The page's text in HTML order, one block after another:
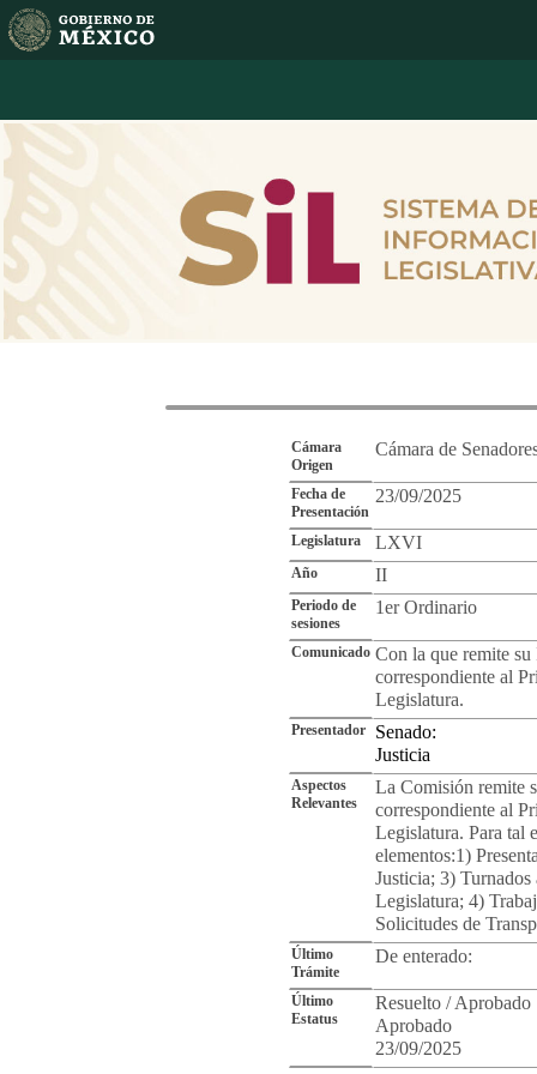
Cámara
Origen
Cámara de
Fecha de
Presentación
23/09/2025
Legislatura LXVI
Año II
Periodo de
sesiones
1er Ordinario
Comunicado Con la que remite
correspondiente al
Legislatura.
Presentador
Senado:
Justicia
Aspectos
Relevantes
La Comisión remite
correspondiente al
Legislatura. Para tal
elementos:1)
Justicia; 3)
Legislatura; 4)
Solicitudes de
Último
Trámite
De enterado:
Último
Estatus
Resuelto / Aprobado
Aprobado
23/09/2025